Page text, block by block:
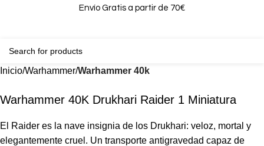
Envío Gratis a partir de 70€
Inicio Warhammer Warhammer 40k
Warhammer 40K Drukhari Raider 1 Miniatura
El Raider es la nave insignia de los Drukhari: veloz, mortal y
elegantemente cruel. Un transporte antigravedad capaz de